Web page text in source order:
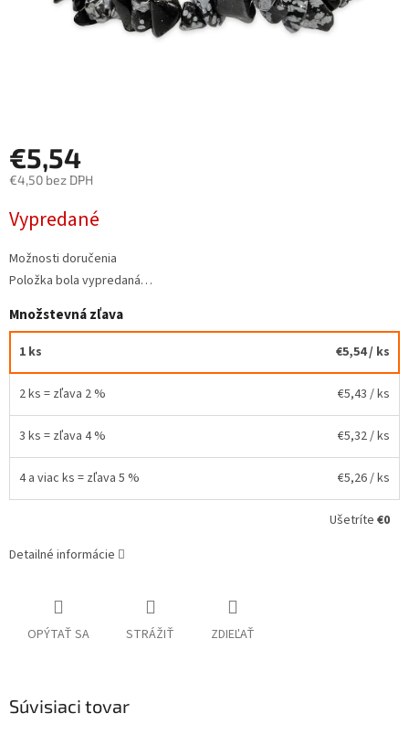
€5,54
€4,50 bez DPH
cena:
Vypredané
Možnosti doručenia
Položka bola vypredaná…
Množstevná zľava
1 ks €5,54/ ks
2 ks = zľava 2 % €5,43 / ks
3 ks = zľava 4 % €5,32/ ks
4 a viac ks = zľava 5 % €5,26/ ks
Ušetríte €0
Detailné informácie
OPÝTAŤ SA STRÁŽIŤ ZDIEĽAŤ
Súvisiaci tovar